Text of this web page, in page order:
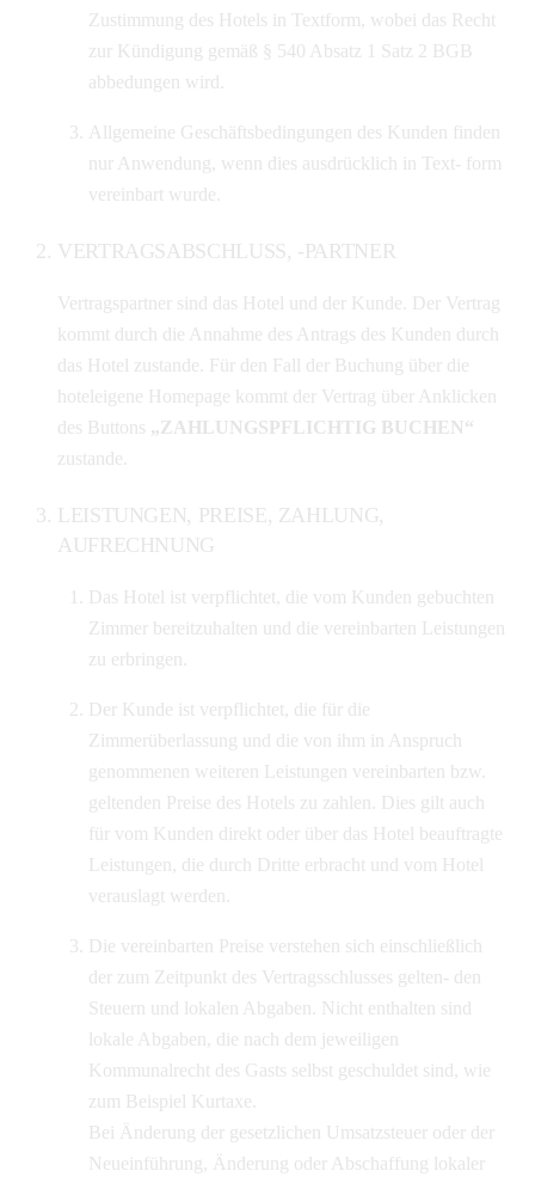
Zustimmung des Hotels in Textform, wobei das Recht
zur Kündigung gemäß § 540 Absatz 1 Satz 2 BGB
abbedungen wird.
Allgemeine Geschäftsbedingungen des Kunden finden
nur Anwendung, wenn dies ausdrücklich in Text- form
vereinbart wurde.
VERTRAGSABSCHLUSS, -PARTNER
Vertragspartner sind das Hotel und der Kunde. Der Vertrag
kommt durch die Annahme des Antrags des Kunden durch
das Hotel zustande. Für den Fall der Buchung über die
hoteleigene Homepage kommt der Vertrag über Anklicken
des Buttons „ZAHLUNGSPFLICHTIG BUCHEN“
zustande.
LEISTUNGEN, PREISE, ZAHLUNG,
AUFRECHNUNG
Das Hotel ist verpflichtet, die vom Kunden gebuchten
Zimmer bereitzuhalten und die vereinbarten Leistungen
zu erbringen.
Der Kunde ist verpflichtet, die für die
Zimmerüberlassung und die von ihm in Anspruch
genommenen weiteren Leistungen vereinbarten bzw.
geltenden Preise des Hotels zu zahlen. Dies gilt auch
für vom Kunden direkt oder über das Hotel beauftragte
Leistungen, die durch Dritte erbracht und vom Hotel
verauslagt werden.
Die vereinbarten Preise verstehen sich einschließlich
der zum Zeitpunkt des Vertragsschlusses gelten- den
Steuern und lokalen Abgaben. Nicht enthalten sind
lokale Abgaben, die nach dem jeweiligen
Kommunalrecht des Gasts selbst geschuldet sind, wie
zum Beispiel Kurtaxe.
Bei Änderung der gesetzlichen Umsatzsteuer oder der
Neueinführung, Änderung oder Abschaffung lokaler